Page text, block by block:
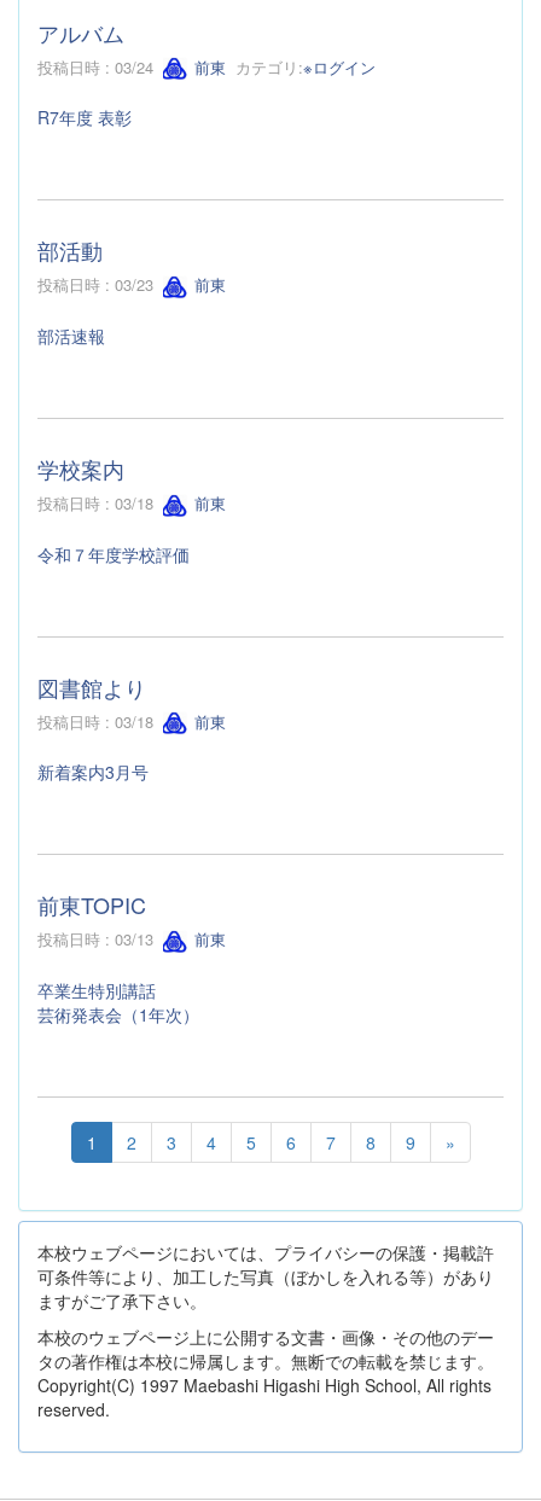
アルバム
投稿日時 : 03/24 前東 カテゴリ:※ログイン
R7年度 表彰
部活動
投稿日時 : 03/23 前東
部活速報
学校案内
投稿日時 : 03/18 前東
令和７年度学校評価
図書館より
投稿日時 : 03/18 前東
新着案内3月号
前東TOPIC
投稿日時 : 03/13 前東
卒業生特別講話
芸術発表会（1年次）
1 2 3 4 5 6 7 8 9 »
本校ウェブページにおいては、プライバシーの保護・掲載許
可条件等により、加工した写真（ぼかしを入れる等）があり
ますがご了承下さい。
本校のウェブページ上に公開する文書・画像・その他のデー
タの著作権は本校に帰属します。無断での転載を禁じます。
Copyright(C) 1997 Maebashi Higashi High School, All rights
reserved.